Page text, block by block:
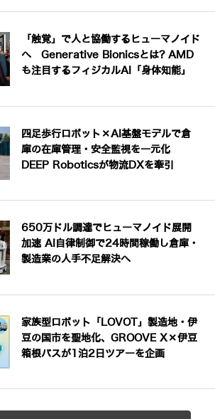
「触覚」で人と協働するヒューマノイド
へ Generative Bionicsとは? AMD
も注目するフィジカルAI「身体知能」
四足歩行ロボット×AI基盤モデルで倉
庫の在庫管理・安全監視を一元化
DEEP Roboticsが物流DXを牽引
650万ドル調達でヒューマノイド展開
加速 AI自律制御で24時間稼働し倉庫・
製造業の人手不足解決へ
家族型ロボット「LOVOT」製造地・伊
豆の国市を聖地化、GROOVE X×伊豆
箱根バスが1泊2日ツアーを企画